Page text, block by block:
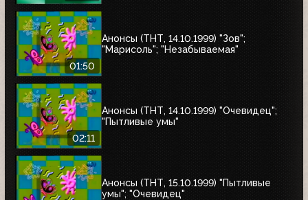
01:50
Анонсы (ТНТ, 14.10.1999) "Зов";
"Марисоль"; "Незабываемая"
02:11
Анонсы (ТНТ, 14.10.1999) "Очевидец";
"Пытливые умы"
Анонсы (ТНТ, 15.10.1999) "Пытливые
умы"; "Очевидец"